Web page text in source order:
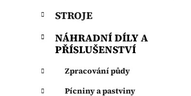
P
s
a
n
kategorie
K
a
t
e
r
STROJE
NÁHRADNÍ DÍLY A
PŘÍSLUŠENSTVÍ
Zpracování půdy
Pícniny a pastviny